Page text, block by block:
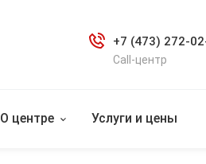
+7 (473) 272-
Call-центр
О центре Услуги и цены